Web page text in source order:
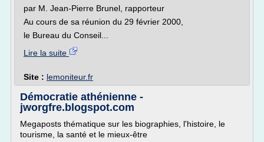
par M. Jean-Pierre Brunel, rapporteur
Au cours de sa réunion du 29 février 2000,
le Bureau du Conseil...
Lire la suite
Site : lemoniteur.fr
Démocratie athénienne -
jworgfre.blogspot.com
Megaposts thématique sur les biographies, l'histoire, le
tourisme, la santé et le mieux-être